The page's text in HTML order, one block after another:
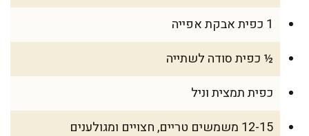
1 כפית אבקת אפייה
½ כפית סודה לשתייה
כפית תמצית וניל
12-15 משמשים טריים, חצויים ומגולענים